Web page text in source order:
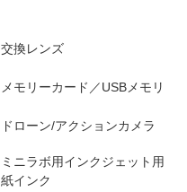
交換レンズ
メモリーカード／USBメモリ
ドローン/アクションカメラ
ミニラボ用インクジェット用
紙インク